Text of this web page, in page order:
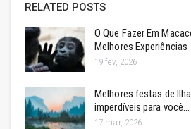
RELATED POSTS
O Que Fazer Em
Melhores Experiências
19 fev, 2026
Melhores festas de
imperdíveis para você…
17 mar, 2026